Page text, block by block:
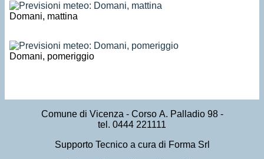
Domani, mattina
Domani, pomeriggio
Comune di Vicenza- Corso A. Palladio 98 -
tel. 0444 221111
Supporto Tecnico a cura di Forma Srl